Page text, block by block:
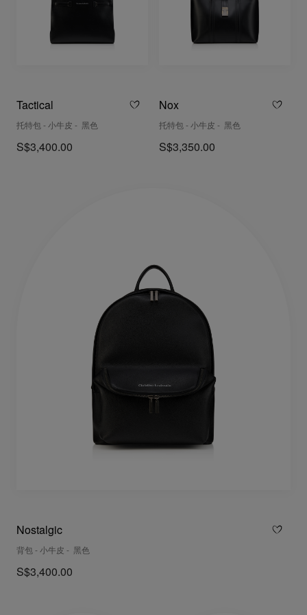
Tactical
托特包 - 小牛皮 - 黑色
S$3,400.00
Nox
托特包 - 小牛皮 - 黑色
S$3,350.00
Nostalgic
背包 - 小牛皮 - 黑色
S$3,400.00